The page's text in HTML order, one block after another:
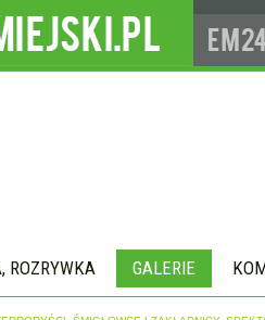
ROZRYWKA GALERIE